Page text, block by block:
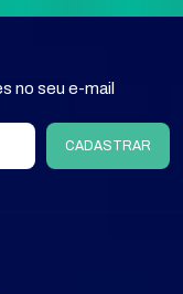
no seu e-mail
CADASTRAR